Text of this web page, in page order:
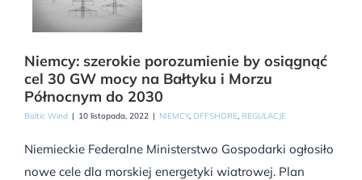
Niemcy: szerokie porozumienie by osiągnąć
cel 30 GW mocy na Bałtyku i Morzu
Północnym do 2030
Baltic Wind | 10 listopada, 2022 | NIEMCY, OFFSHORE, REGULACJE
Niemieckie Federalne Ministerstwo Gospodarki ogłosiło
nowe cele dla morskiej energetyki wiatrowej. Plan